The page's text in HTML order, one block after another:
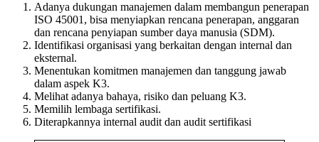
Adanya dukungan manajemen dalam membangun penerapan
ISO 45001, bisa menyiapkan rencana penerapan, anggaran
dan rencana penyiapan sumber daya manusia (SDM).
Identifikasi organisasi yang berkaitan dengan internal dan
eksternal.
Menentukan komitmen manajemen dan tanggung jawab
dalam aspek K3.
Melihat adanya bahaya, risiko dan peluang K3.
Memilih lembaga sertifikasi.
Diterapkannya internal audit dan audit sertifikasi